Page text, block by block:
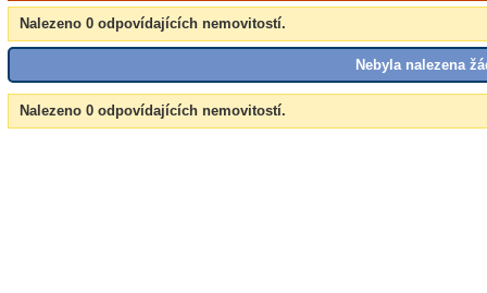
Nalezeno 0 odpovídajících nemovitostí.
Nebyla nalezena
Nalezeno 0 odpovídajících nemovitostí.